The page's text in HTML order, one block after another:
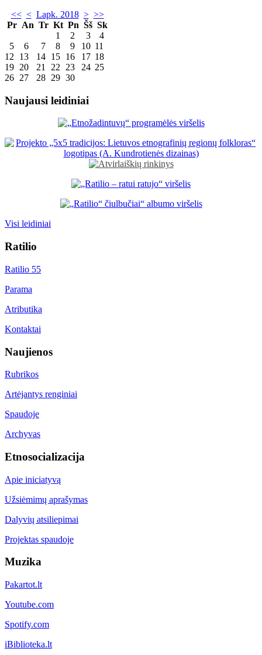
<< < Lapk. 2018 > >>
Pr An Tr Kt Pn Šš Sk
1
2 3
4
5
6 7 8 9 10 11
12
13 14 15 16 17 18
19 20 21 22 23 24 25
26 27 28 29 30
Naujausi leidiniai
Visi leidiniai
Ratilio
Ratilio 55
Parama
Atributika
Kontaktai
Naujienos
Rubrikos
Artėjantys renginiai
Spaudoje
Archyvas
Etnosocializacija
Apie iniciatyvą
Užsiėmimų aprašymas
Dalyvių atsiliepimai
Projektas spaudoje
Muzika
Pakartot.lt
Youtube.com
Spotify.com
iBiblioteka.lt